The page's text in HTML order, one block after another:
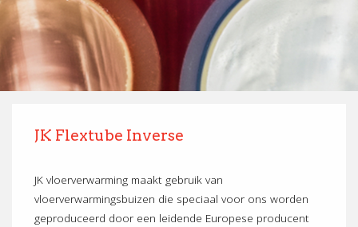
JK Flextube Inverse
JK vloerverwarming maakt gebruik van
vloerverwarmingsbuizen die speciaal voor ons worden
geproduceerd door een leidende Europese producent